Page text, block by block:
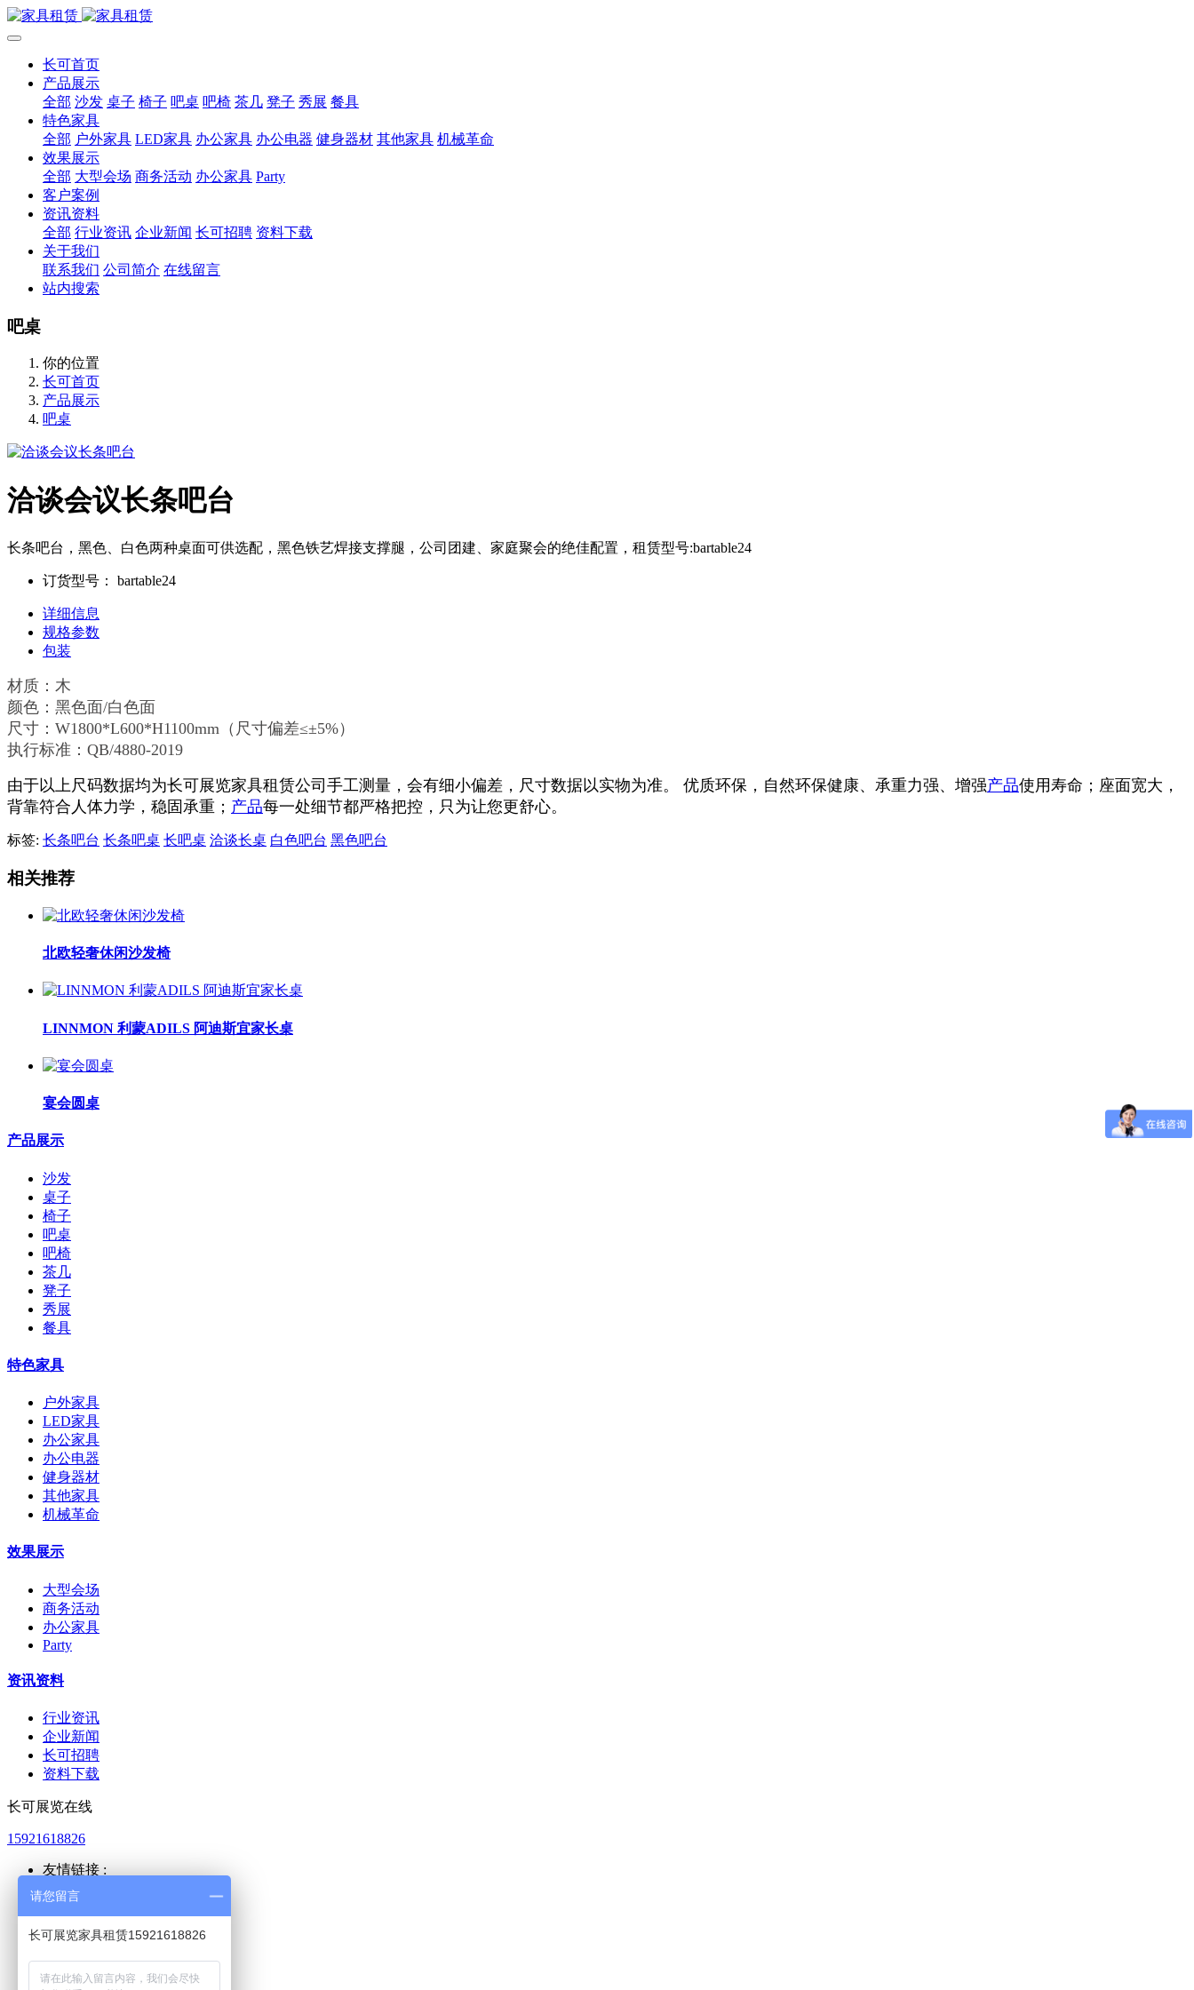
长可首页
产品展示
全部 沙发 桌子 椅子 吧桌 吧椅 茶几 凳子 秀展 餐具
特色家具
全部 户外家具 LED家具 办公家具 办公电器 健身器材 其他家具 机械革命
效果展示
全部 大型会场 商务活动 办公家具 Party
客户案例
资讯资料
全部 行业资讯 企业新闻 长可招聘 资料下载
关于我们
联系我们 公司简介 在线留言
站内搜索
吧桌
你的位置
长可首页
产品展示
吧桌
洽谈会议长条吧台
长条吧台，黑色、白色两种桌面可供选配，黑色铁艺焊接支撑腿，公司团建、家庭聚会的绝佳配置，租赁型号:bartable24
订货型号： bartable24
详细信息
规格参数
包装
材质：木
颜色：黑色面/白色面
尺寸：W1800*L600*H1100mm（尺寸偏差≤±5%）
执行标准：QB/4880-2019
由于以上尺码数据均为长可展览家具租赁公司手工测量，会有细小偏差，尺寸数据以实物为准。 优质环保，自然环保健康、承重力强、增强产品使用寿命；座面宽大，
背靠符合人体力学，稳固承重； 产品每一处细节都严格把控，只为让您更舒心。
标签: 长条吧台 长条吧桌 长吧桌 洽谈长桌 白色吧台 黑色吧台
相关推荐
北欧轻奢休闲沙发椅
LINNMON 利蒙ADILS 阿迪斯宜家长桌
宴会圆桌
产品展示
沙发
桌子
椅子
吧桌
吧椅
茶几
凳子
秀展
餐具
特色家具
户外家具
LED家具
办公家具
办公电器
健身器材
其他家具
机械革命
效果展示
大型会场
商务活动
办公家具
Party
资讯资料
行业资讯
企业新闻
长可招聘
资料下载
长可展览在线
15921618826
友情链接 :
上海公积金
上海人力
新国际展览
世博展览
众章展览
又元家具
请您留言
长可展览家具租赁15921618826